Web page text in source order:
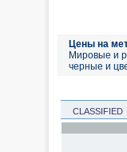
Цены на
Мировые и
черные и
CLASSIFIED